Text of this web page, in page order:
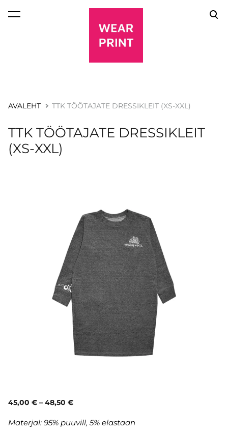
lisati ostukorvi.
AVALEHT TTK TÖÖTAJATE DRESSIKLEIT (XS-XXL)
TTK TÖÖTAJATE DRESSIKLEIT
(XS-XXL)
45,00 € – 48,50 €
Materjal: 95% puuvill, 5% elastaan